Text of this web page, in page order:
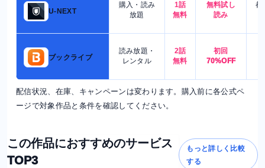
U-NEXT
購入・読み
放題
1話
無料
無料試し
読み
都
ブックライブ
読み放題・
レンタル
2話
無料
初回
70%OFF
配信状況、在庫、キャンペーンは変わります。購入前に各公式ペ
ージで対象作品と条件を確認してください。
この作品におすすめのサービス
TOP3
もっと詳しく比較
する